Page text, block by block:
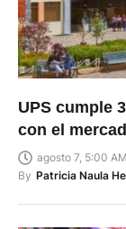
UPS cumple
con el
agosto 7, 5:00 AM
By Patricia Naula